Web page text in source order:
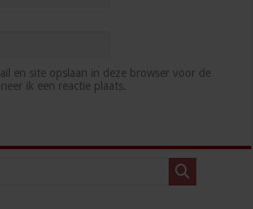
en site opslaan in deze browser voor de
ik een reactie plaats.